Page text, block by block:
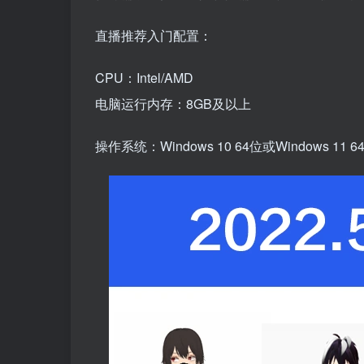
直播推荐入门配置：
CPU：Intel/AMD
电脑运行内存：8GB及以上
操作系统：Windows 10 64位或Windows 11